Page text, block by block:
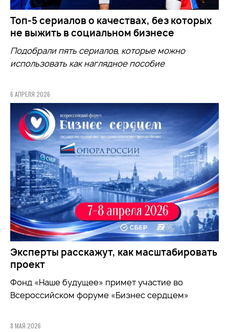
Топ-5 сериалов о качествах, без которых
не выжить в социальном бизнесе
Подобрали пять сериалов, которые можно
использовать как наглядное пособие
6 АПРЕЛЯ 2026
Эксперты расскажут, как масштабировать
проект
Фонд «Наше будущее» примет участие во
Всероссийском форуме «Бизнес сердцем»
8 МАЯ 2026